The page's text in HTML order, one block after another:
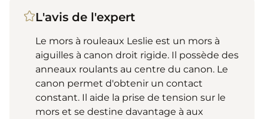
L'avis de l'expert
Le mors à rouleaux Leslie est un mors à
aiguilles à canon droit rigide. Il possède des
anneaux roulants au centre du canon. Le
canon permet d'obtenir un contact
constant. Il aide la prise de tension sur le
mors et se destine davantage à aux